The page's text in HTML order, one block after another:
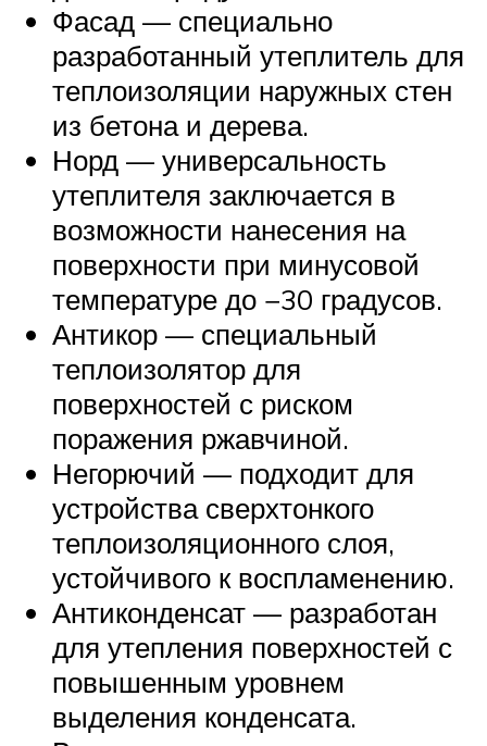
Фасад — специально
разработанный утеплитель для
теплоизоляции наружных стен
из бетона и дерева.
Норд — универсальность
утеплителя заключается в
возможности нанесения на
поверхности при минусовой
температуре до −30 градусов.
Антикор — специальный
теплоизолятор для
поверхностей с риском
поражения ржавчиной.
Негорючий — подходит для
устройства сверхтонкого
теплоизоляционного слоя,
устойчивого к воспламенению.
Антиконденсат — разработан
для утепления поверхностей с
повышенным уровнем
выделения конденсата.